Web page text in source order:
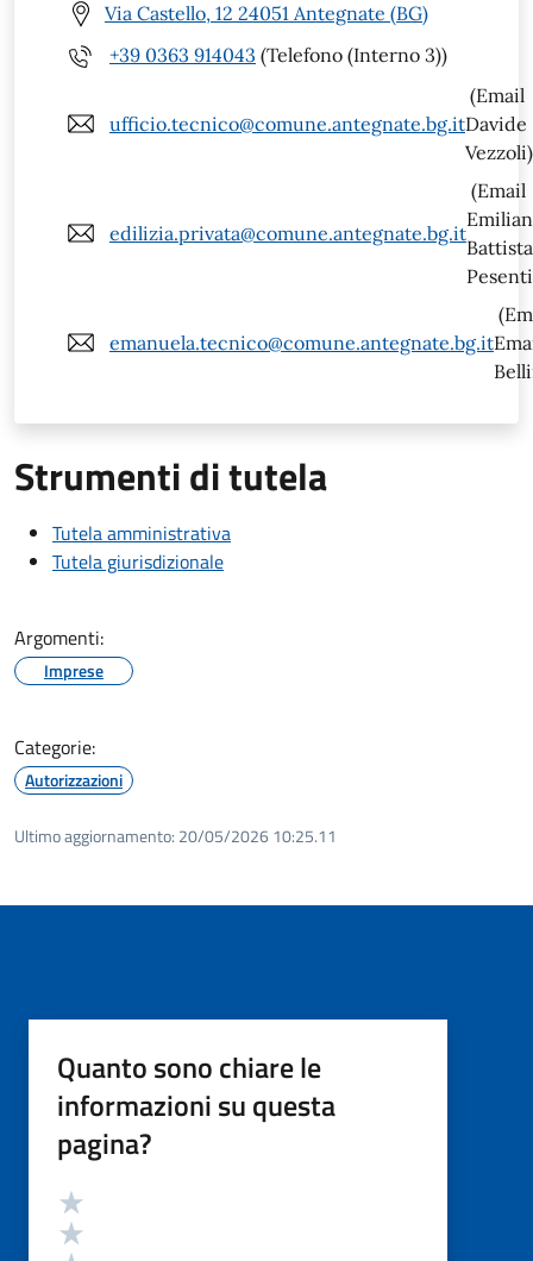
Via Castello, 12 24051 Antegnate (BG)
+39 0363 914043 (Telefono (Interno 3))
ufficio.tecnico@comune.antegnate.bg.it
(Email
Davide
Vezzoli)
edilizia.privata@comune.antegnate.bg.it
(Email
Battista
emanuela.tecnico@comune.antegnate.bg.it
Strumenti di tutela
Tutela amministrativa
Tutela giurisdizionale
Argomenti:
Imprese
Categorie:
Autorizzazioni
Ultimo aggiornamento: 20/05/2026 10:25.11
Quanto sono chiare le
informazioni su questa
pagina?
Valutazione